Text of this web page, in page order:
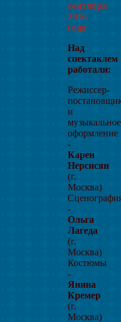
сентября
2016
года
Над
спектаклем
работали:
Режиссер-
и
музыкальное
оформление
-
Карен
Нерсисян
(г.
Москва)
-
Ольга
Лагеда
(г.
Москва)
Костюмы
-
Янина
Кремер
(г.
Москва)